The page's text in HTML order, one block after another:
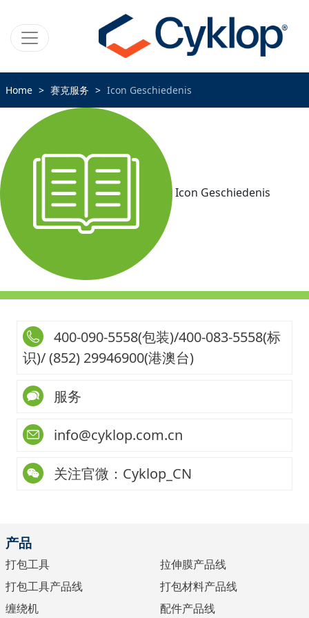
Home 赛克服务 Icon Geschiedenis
Icon Geschiedenis
400-090-5558(包装)/400-083-5558(标
识)/ (852) 29946900(港澳台)
服务
info@cyklop.com.cn
关注官微：Cyklop_CN
产品
打包工具
打包工具产品线
缠绕机
拉伸膜产品线
打包材料产品线
配件产品线